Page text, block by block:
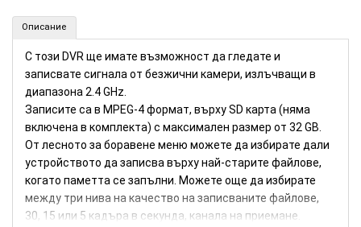
Описание
С този DVR ще имате възможност да гледате и
записвате сигнала от безжични камери, излъчващи в
диапазона 2.4 GHz.
Записите са в MPEG-4 формат, върху SD карта (няма
включена в комплекта) с максимален размер от 32 GB.
От лесното за боравене меню можете да избирате дали
устройството да записва върху най-старите файлове,
когато паметта се запълни. Можете още да избирате
между три нива на качество на записваните файлове,
30, 15 или 5 кадъра в секунда, канала на приемане.